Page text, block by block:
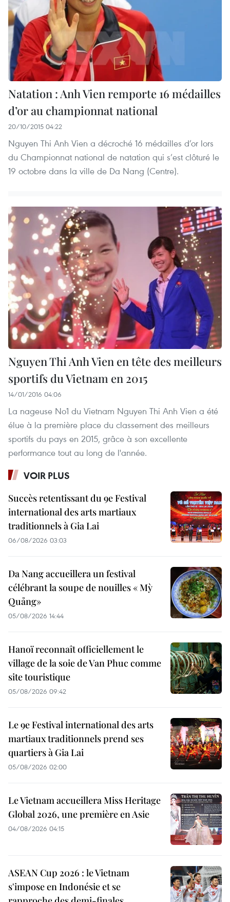
Natation : Anh Vien remporte 16 médailles
d’or au championnat national
20/10/2015 04:22
Nguyen Thi Anh Vien a décroché 16 médailles d’or lors
du Championnat national de natation qui s’est clôturé le
19 octobre dans la ville de Da Nang (Centre).
Nguyen Thi Anh Vien en tête des meilleurs
sportifs du Vietnam en 2015
14/01/2016 04:06
La nageuse No1 du Vietnam Nguyen Thi Anh Vien a été
élue à la première place du classement des meilleurs
sportifs du pays en 2015, grâce à son excellente
performance tout au long de l'année.
VOIR PLUS
Succès retentissant du 9e Festival
international des arts martiaux
traditionnels à Gia Lai
06/08/2026 03:03
Da Nang accueillera un festival
célébrant la soupe de nouilles « Mỳ
Quảng»
05/08/2026 14:44
Hanoï reconnaît officiellement le
village de la soie de Van Phuc comme
site touristique
05/08/2026 09:42
Le 9e Festival international des arts
martiaux traditionnels prend ses
quartiers à Gia Lai
05/08/2026 02:00
Le Vietnam accueillera Miss Heritage
Global 2026, une première en Asie
04/08/2026 04:15
ASEAN Cup 2026 : le Vietnam
s'impose en Indonésie et se